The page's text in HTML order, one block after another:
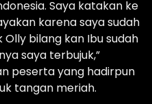
Saya katakan ke
karena saya sudah
bilang kan Ibu sudah
saya terbujuk,”
peserta yang hadirpun
tangan meriah.